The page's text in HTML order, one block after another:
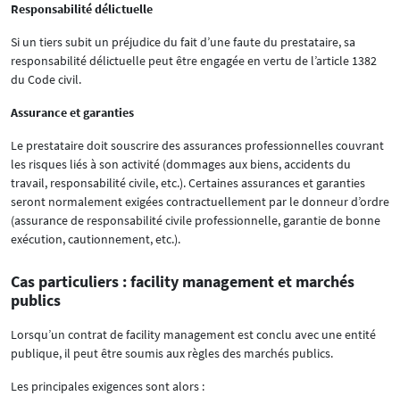
Responsabilité délictuelle
Si un tiers subit un préjudice du fait d’une faute du prestataire, sa
responsabilité délictuelle peut être engagée en vertu de l’article 1382
du Code civil.
Assurance et garanties
Le prestataire doit souscrire des assurances professionnelles couvrant
les risques liés à son activité (dommages aux biens, accidents du
travail, responsabilité civile, etc.). Certaines assurances et garanties
seront normalement exigées contractuellement par le donneur d’ordre
(assurance de responsabilité civile professionnelle, garantie de bonne
exécution, cautionnement, etc.).
Cas particuliers : facility management et marchés
publics
Lorsqu’un contrat de facility management est conclu avec une entité
publique, il peut être soumis aux règles des marchés publics.
Les principales exigences sont alors :